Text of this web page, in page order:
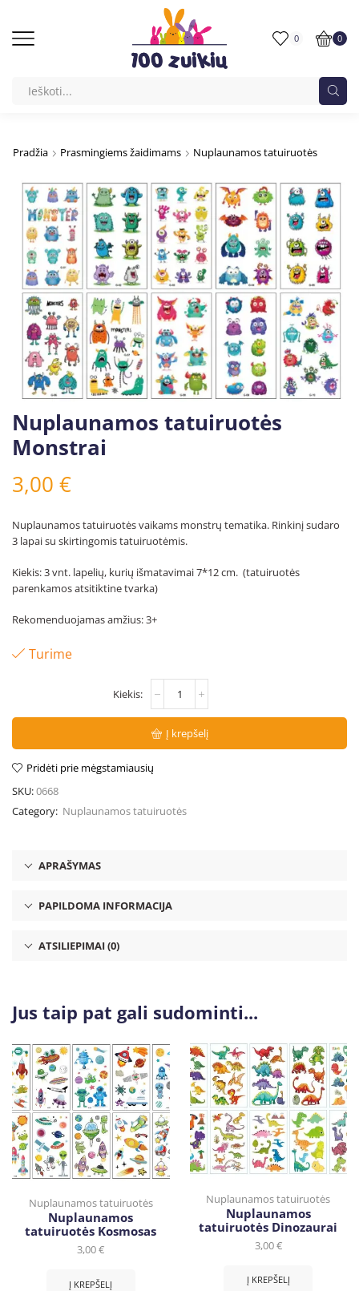
0 0
Pradžia Prasmingiems žaidimams Nuplaunamos tatuiruotės
Nuplaunamos tatuiruotės
Monstrai
3,00 €
Nuplaunamos tatuiruotės vaikams monstrų tematika. Rinkinį sudaro
3 lapai su skirtingomis tatuiruotėmis.
Kiekis: 3 vnt. lapelių, kurių išmatavimai 7*12 cm. (tatuiruotės
parenkamos atsitiktine tvarka)
Rekomenduojamas amžius: 3+
Turime
Į krepšelį
Pridėti prie mėgstamiausių
SKU:0668
Category: Nuplaunamos tatuiruotės
APRAŠYMAS
PAPILDOMA INFORMACIJA
ATSILIEPIMAI (0)
Jus taip pat gali sudominti...
Nuplaunamos tatuiruotės
Nuplaunamos
tatuiruotės Kosmosas
3,00€
Į KREPŠELĮ
Nuplaunamos tatuiruotės
Nuplaunamos
tatuiruotės Dinozaurai
3,00€
Į KREPŠELĮ